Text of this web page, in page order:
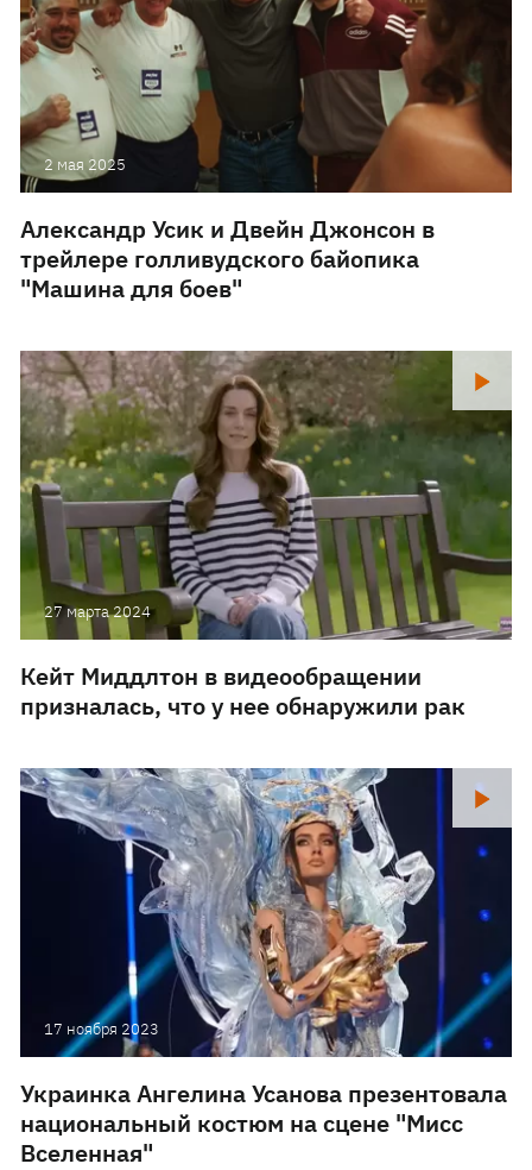
2 мая 2025
Александр Усик и Двейн Джонсон в
трейлере голливудского байопика
"Машина для боев"
27 марта 2024
Кейт Миддлтон в видеообращении
призналась, что у нее обнаружили рак
17 ноября 2023
Украинка Ангелина Усанова презентовала
национальный костюм на сцене "Мисс
Вселенная"